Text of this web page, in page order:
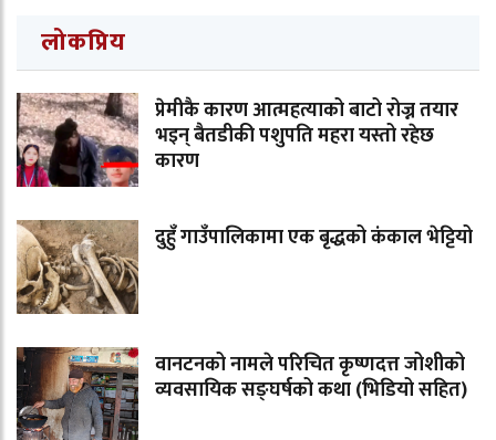
लोकप्रिय
प्रेमीकै कारण आत्महत्याको बाटो रोज्न तयार
भइन् बैतडीकी पशुपति महरा यस्तो रहेछ
कारण
दुहुँ गाउँपालिकामा एक बृद्धको कंकाल भेट्टियो
वानटनको नामले परिचित कृष्णदत्त जोशीको
व्यवसायिक सङ्घर्षको कथा (भिडियो सहित)